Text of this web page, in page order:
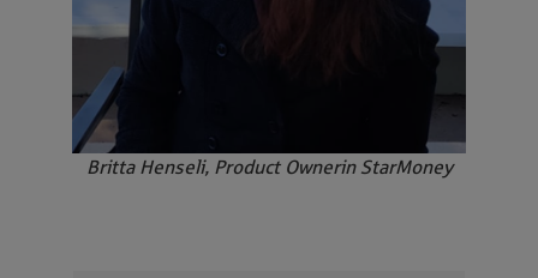
Britta Henseli, Product Ownerin StarMoney